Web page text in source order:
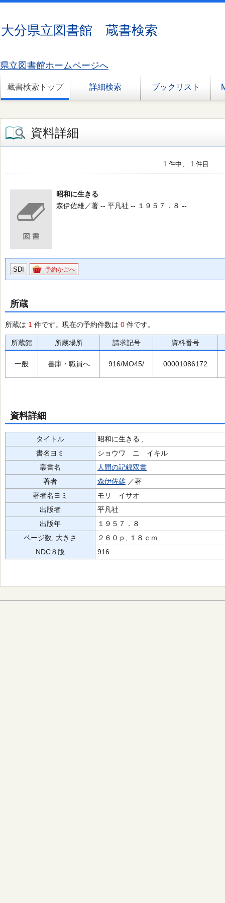
大分県立図書館 蔵書検索
県立図書館ホームページへ
蔵書検索トップ 詳細検索 ブックリスト
資料詳細
1 件中、 1 件目
昭和に生きる
森伊佐雄／著 -- 平凡社 -- １９５７．８ --
SDI 予約かごへ
所蔵
所蔵は 1 件です。現在の予約件数は 0 件です。
所蔵館 所蔵場所 請求記号 資料番号
一般 書庫・職員へ 916/MO45/ 00001086172
資料詳細
タイトル
昭和に生きる ,
書名ヨミ
ショウワ ニ イキル
叢書名
人間の記録双書
著者
森伊佐雄 ／著
著者名ヨミ
モリ イサオ
出版者
平凡社
出版年
１９５７．８
ページ数, 大きさ
２６０ｐ, １８ｃｍ
NDC８版
916